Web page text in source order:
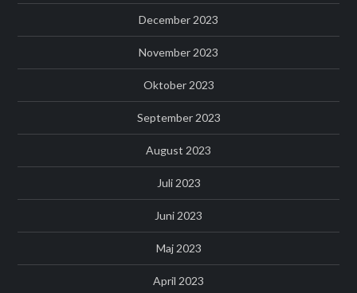
December 2023
November 2023
Oktober 2023
September 2023
August 2023
Juli 2023
Juni 2023
Maj 2023
April 2023